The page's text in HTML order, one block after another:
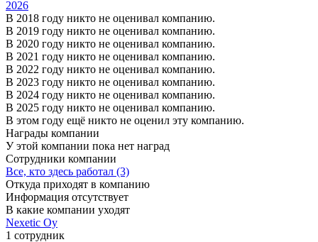
2026
В 2018 году никто не оценивал компанию.
В 2019 году никто не оценивал компанию.
В 2020 году никто не оценивал компанию.
В 2021 году никто не оценивал компанию.
В 2022 году никто не оценивал компанию.
В 2023 году никто не оценивал компанию.
В 2024 году никто не оценивал компанию.
В 2025 году никто не оценивал компанию.
В этом году ещё никто не оценил эту компанию.
Награды компании
У этой компании пока нет наград
Сотрудники компании
Все, кто здесь работал (3)
Откуда приходят в компанию
Информация отсутствует
В какие компании уходят
Nexetic Oy
1 сотрудник